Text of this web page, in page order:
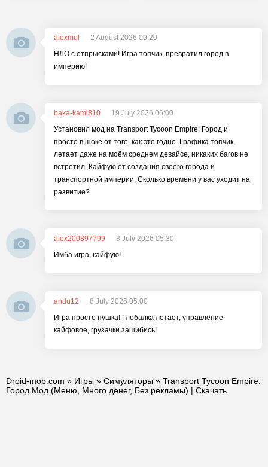
alexmul
2 August 2026 09:20
НЛО с отпрысками! Игра топчик, превратил город в
империю!
baka-kami810
19 July 2026 06:00
Установил мод на Transport Tycoon Empire: Город и
просто в шоке от того, как это годно. Графика топчик,
летает даже на моём среднем девайсе, никаких багов не
встретил. Кайфую от создания своего города и
транспортной империи. Сколько времени у вас уходит на
развитие?
alex200897799
8 July 2026 05:30
Имба игра, кайфую!
andu12
8 July 2026 05:00
Игра просто пушка! Глобалка летает, управление
кайфовое, грузачки зашибись!
Droid-mob.com » Игры » Симуляторы » Transport Tycoon Empire:
Город Мод (Меню, Много денег, Без рекламы) | Скачать